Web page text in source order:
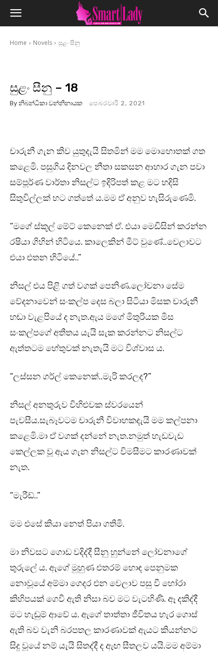
Home Novels සුළං සීනු
සුළං සීනු – 18
By නිබන්ධිකා වන්නිනායක පෙබරවාරි 2, 2021
චාරුනී ගැන කිව යුතුදැයි සිතමින් මම මොහොතක් ගත
කළෙමි. පසුගිය දිනවල නීතා සකසන ආහාර ගැන පවා
සම්පූර්ණ වාර්තා නිසල්ට ඉදිරිපත් කළ මට හදිසි
සිතුවිල්ලක් හට ගත්තේ ය.මම ඒ අනුව හැසිරුණෙමි.
“මගේ ස්කූල් මේට් කෙනෙක් ඒ. එයා මෙඩිසින් කරන්න
රෂියා ගිහින් හිටියෙ. කාලෙකින් මීට් වුණේ..වෙලාවට
එයා එතන හිටියේ..”
නිසල් එය පිළි ගත් වගක් පෙනිණ.ලෝචනා සේම
වේදනාවෙන් සංකල්ප දෙස බලා සිටියා මිසක චාරුනී
හඬා වැළපියේ ද නැත.ඇය මගේ මිතුරියක මිස
සංකල්පගේ අතීතය යැයි සැක කරන්නට නිසල්ට
ඇත්තටම හේතුවක් නැතැයි මට විශ්වාස ය.
“ලස්සන ගර්ල් කෙනෙක්..මැරි කරලද?”
නිසල් අනතුරුව විහිළුවක ස්වරයෙන්
පැවසීය.සැබෑවටම චාරුනී විවාහකදැයි මම කල්පනා
කළෙමි.මා ඒ වගක් දන්නේ නැත.නමුත් හැඩවැඩ
කෙල්ලක වූ ඇය ගැන නිසල්ට විමසීමට කාරණාවක්
නැත.
“මැරීඩ්..”
මම එසේ කියා නෙත් පියා ගතිමි.
මා නිවසට ගොඩ වදිද්දී සීනු හුන්නේ ලෝචනාගේ
තුරුලේ ය. ඇගේ මුහුණ එතරම් හොඳ පෙනුමක
නොවූයේ අම්මා ගෙදර එන වෙලාව පසු වී හෝරා
කිහිපයක් ගෙවී ඇති නිසා බව මට වැටහිණි. ඈ දකිද්දී
මට හැඬුම් ආවේ ය. ඇගේ තාත්තා ජීවිතය හැර ගොස්
ඇති බව වැනි බරපතල කාරණාවක් ඇයට කියන්නට
සිදු වූයේ නම් යැයි සිතද්දී ද ඇඟ සීතලව යයි.මම අම්මා